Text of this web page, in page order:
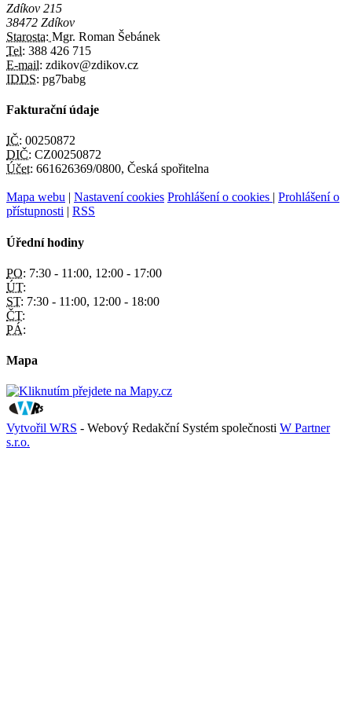
Zdíkov 215
38472 Zdíkov
Starosta: Mgr. Roman Šebánek
Tel: 388 426 715
E-mail: zdikov@zdikov.cz
IDDS: pg7babg
Fakturační údaje
IČ: 00250872
DIČ: CZ00250872
Účet: 661626369/0800, Česká spořitelna
Mapa webu | Nastavení cookies Prohlášení o cookies | Prohlášení o
přístupnosti | RSS
Úřední hodiny
PO: 7:30 - 11:00, 12:00 - 17:00
ÚT:
ST: 7:30 - 11:00, 12:00 - 18:00
ČT:
PÁ:
Mapa
Vytvořil WRS - Webový Redakční Systém společnosti W Partner
s.r.o.